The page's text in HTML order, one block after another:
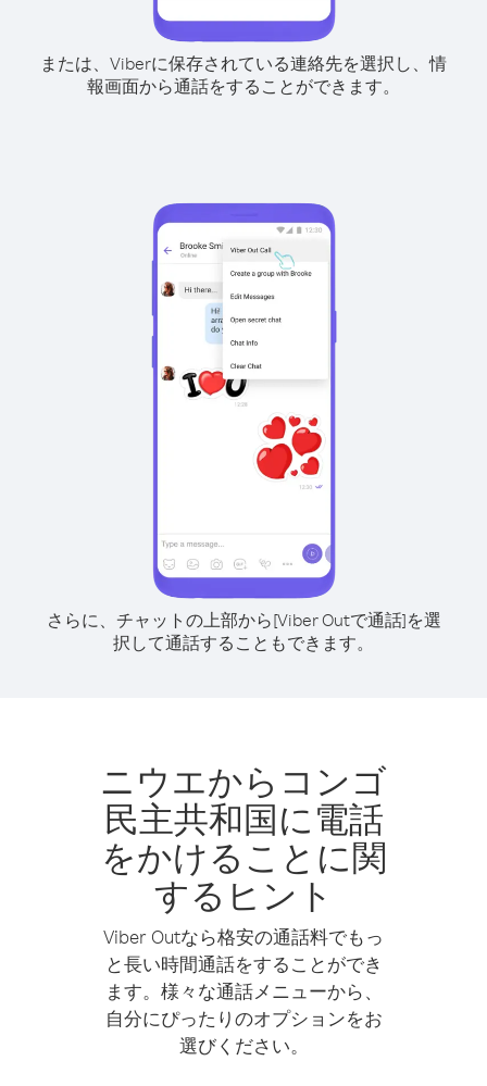
または、Viberに保存されている連絡先を選択し、情
報画面から通話をすることができます。
さらに、チャットの上部から[Viber Outで通話]を選
択して通話することもできます。
ニウエからコンゴ
民主共和国に電話
をかけることに関
するヒント
Viber Outなら格安の通話料でもっ
と長い時間通話をすることができ
ます。様々な通話メニューから、
自分にぴったりのオプションをお
選びください。